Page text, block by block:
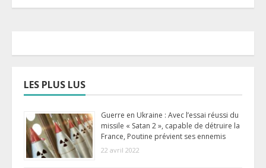
LES PLUS LUS
Guerre en Ukraine : Avec l’essai réussi du
missile « Satan 2 », capable de détruire la
France, Poutine prévient ses ennemis
22 avril 2022